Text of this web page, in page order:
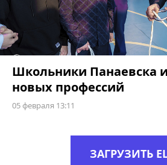
Школьники Панаевска
новых профессий
05 февраля 13:11
ЗАГРУЗИТЬ